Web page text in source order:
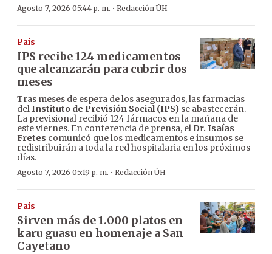
Agosto 7, 2026 05:44 p. m. · Redacción ÚH
País
IPS recibe 124 medicamentos
que alcanzarán para cubrir dos
meses
Tras meses de espera de los asegurados, las farmacias
delInstituto de Previsión Social (IPS) se abastecerán.
La previsional recibió 124 fármacos en la mañana de
este viernes. En conferencia de prensa, el Dr. Isaías
Fretes comunicó que los medicamentos e insumos se
redistribuirán a toda la red hospitalaria en los próximos
días.
Agosto 7, 2026 05:19 p. m. · Redacción ÚH
País
Sirven más de 1.000 platos en
karu guasu en homenaje a San
Cayetano